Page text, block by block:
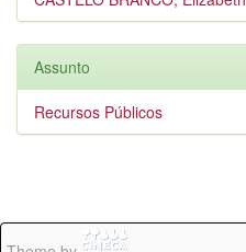
Assunto
Recursos Públicos